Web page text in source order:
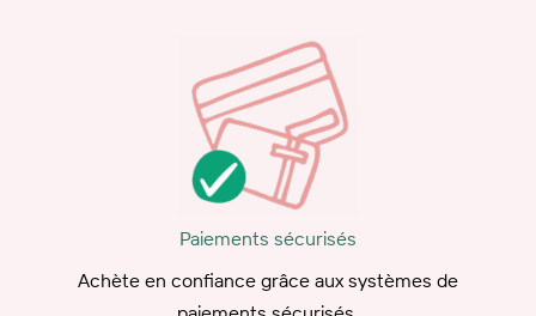
Paiements sécurisés
Achète en confiance grâce aux systèmes de